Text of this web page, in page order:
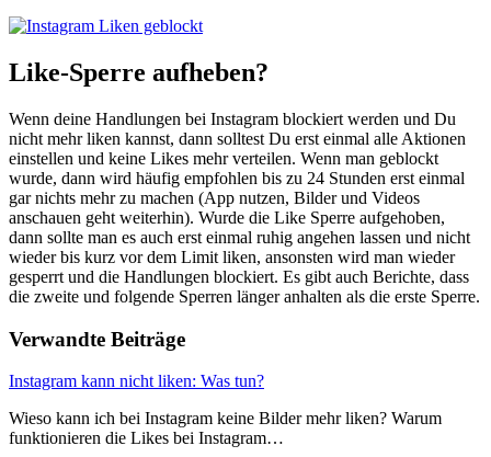
Like-Sperre aufheben?
Wenn deine Handlungen bei Instagram blockiert werden und Du
nicht mehr liken kannst, dann solltest Du erst einmal alle Aktionen
einstellen und keine Likes mehr verteilen. Wenn man geblockt
wurde, dann wird häufig empfohlen bis zu 24 Stunden erst einmal
gar nichts mehr zu machen (App nutzen, Bilder und Videos
anschauen geht weiterhin). Wurde die Like Sperre aufgehoben,
dann sollte man es auch erst einmal ruhig angehen lassen und nicht
wieder bis kurz vor dem Limit liken, ansonsten wird man wieder
gesperrt und die Handlungen blockiert. Es gibt auch Berichte, dass
die zweite und folgende Sperren länger anhalten als die erste Sperre.
Verwandte Beiträge
Instagram kann nicht liken: Was tun?
Wieso kann ich bei Instagram keine Bilder mehr liken? Warum
funktionieren die Likes bei Instagram…